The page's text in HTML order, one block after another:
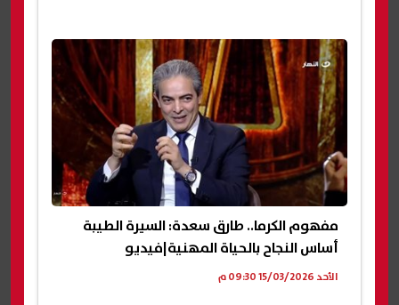
مفهوم الكرما.. طارق سعدة: السيرة الطيبة
أساس النجاح بالحياة المهنية|فيديو
الأحد 15/03/2026 09:30 م